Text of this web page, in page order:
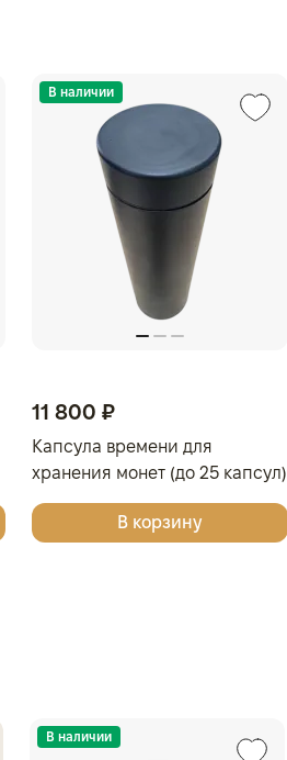
В наличии
11 800 ₽
Капсула времени для
хранения монет (до 25 капсул)
В корзину
В наличии